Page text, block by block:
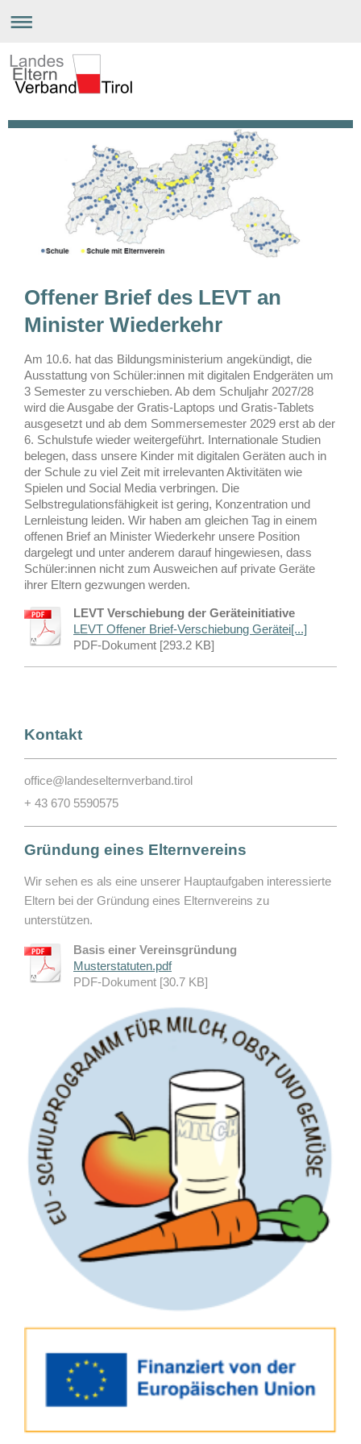
Offener Brief des LEVT an
Minister Wiederkehr
Am 10.6. hat das Bildungsministerium angekündigt, die
Ausstattung von Schüler:innen mit digitalen Endgeräten um
3 Semester zu verschieben. Ab dem Schuljahr 2027/28
wird die Ausgabe der Gratis-Laptops und Gratis-Tablets
ausgesetzt und ab dem Sommersemester 2029 erst ab der
6. Schulstufe wieder weitergeführt. Internationale Studien
belegen, dass unsere Kinder mit digitalen Geräten auch in
der Schule zu viel Zeit mit irrelevanten Aktivitäten wie
Spielen und Social Media verbringen. Die
Selbstregulationsfähigkeit ist gering, Konzentration und
Lernleistung leiden. Wir haben am gleichen Tag in einem
offenen Brief an Minister Wiederkehr unsere Position
dargelegt und unter anderem darauf hingewiesen, dass
Schüler:innen nicht zum Ausweichen auf private Geräte
ihrer Eltern gezwungen werden.
LEVT Verschiebung der Geräteinitiative
LEVT Offener Brief-Verschiebung Gerätei[...]
PDF-Dokument [293.2 KB]
Kontakt
office@landeselternverband.tirol
+ 43 670 5590575
Gründung eines Elternvereins
Wir sehen es als eine unserer Hauptaufgaben interessierte
Eltern bei der Gründung eines Elternvereins zu
unterstützen.
Basis einer Vereinsgründung
Musterstatuten.pdf
PDF-Dokument [30.7 KB]